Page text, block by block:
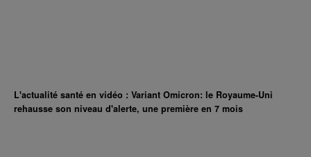
L'actualité santé en vidéo : Variant Omicron: le Royaume-Uni
rehausse son niveau d'alerte, une première en 7 mois